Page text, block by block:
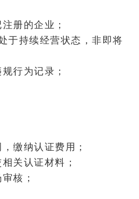
册的企业；
于持续经营状态，非即将
行为记录；
缴纳认证费用；
关认证材料；
核；